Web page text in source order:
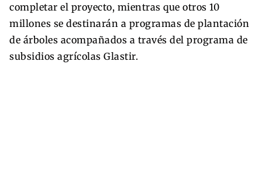
completar el proyecto, mientras que otros 10
millones se destinarán a programas de plantación
de árboles acompañados a través del programa de
subsidios agrícolas Glastir.